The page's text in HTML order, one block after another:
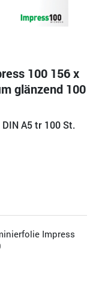
100 156 x
glänzend 100
A5 tr 100 St.
Impress